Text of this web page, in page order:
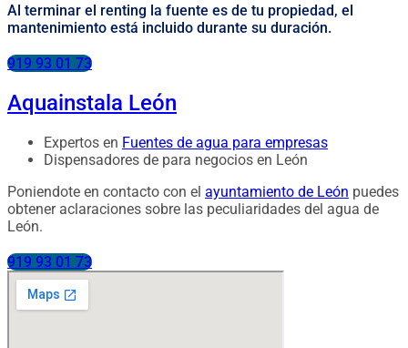
Al terminar el renting la fuente es de tu propiedad, el
mantenimiento está incluido durante su duración.
919 93 01 73
Aquainstala León
Expertos en Fuentes de agua para empresas
Dispensadores de para negocios en León
Poniendote en contacto con el ayuntamiento de León puedes
obtener aclaraciones sobre las peculiaridades del agua de
León.
919 93 01 73